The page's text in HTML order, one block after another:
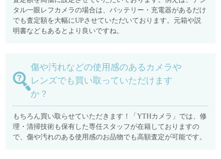
タル一眼レフカメラの場合は、バッテリー・充電器があるだけ
でも査定額を大幅にUPさせていただいております。元箱や説
明書などもあるとより良いですね。
傷や汚れなどの使用感のあるカメラや
レンズでも買い取っていただけます
か？
もちろん買い取らせていただきます！「YTHカメラ」では、修
理・清掃技術も保有した専任スタッフが在籍しておりますの
で、傷や汚れのある使用感のお品物でも高額査定が可能です。